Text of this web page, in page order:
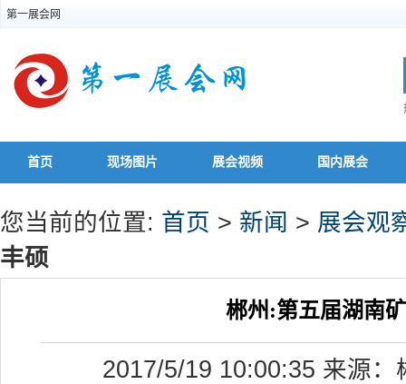
第一展会网
首页 现场图片 展会视频 国内展会
您当前的位置: 首页 > 新闻 > 展会观
丰硕
郴州:第五届湖南
2017/5/19 10:00:35 来源